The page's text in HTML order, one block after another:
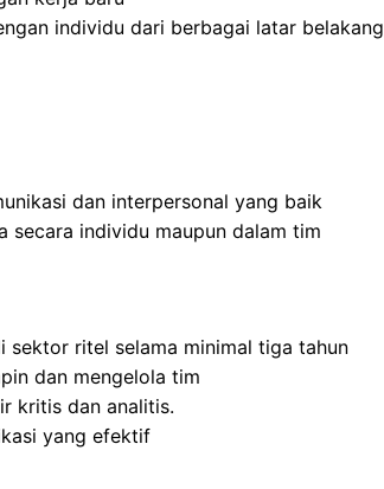
individu dari berbagai latar belakang
dan interpersonal yang baik
secara individu maupun dalam tim
sektor ritel selama minimal tiga tahun
dan mengelola tim
kritis dan analitis.
yang efektif